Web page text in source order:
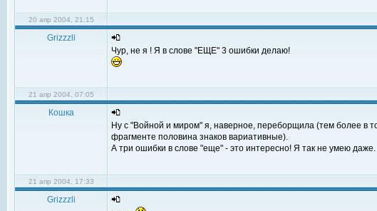
20 апр 2004, 21:15
Grizzzli
Чур, не я ! Я в слове "ЕЩЕ" 3 ошибки делаю!
21 апр 2004, 07:05
Кошка
Ну с "Войной и миром" я, наверное, переборщила (тем более в
фрагменте половина знаков вариативные).
А три ошибки в слове "еще" - это интересно! Я так не умею даже.
21 апр 2004, 17:33
Grizzzli